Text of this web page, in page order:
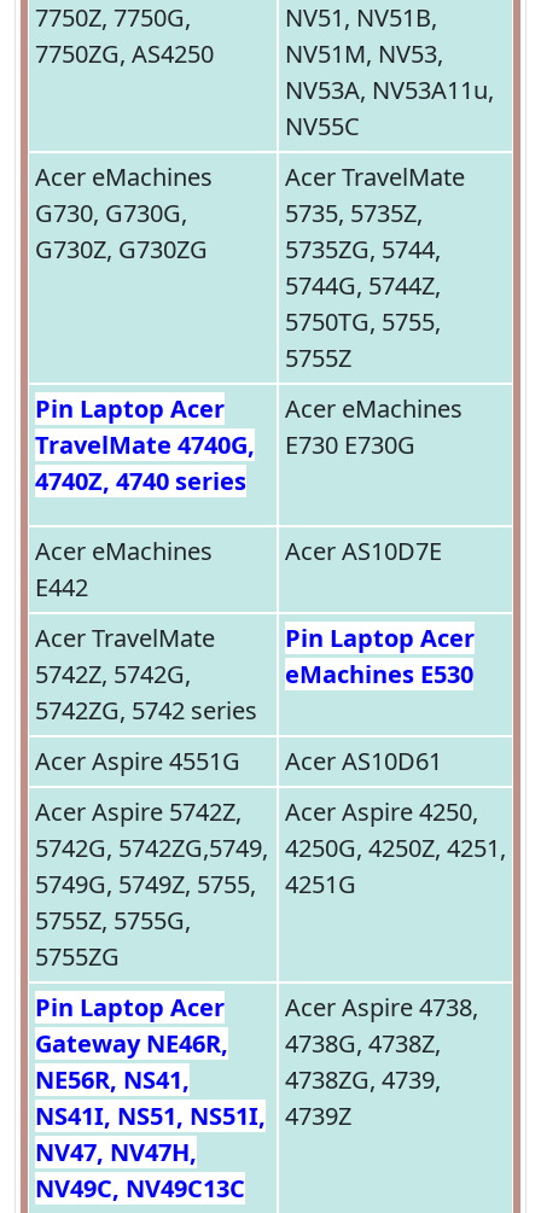
7750Z, 7750G,
7750ZG, AS4250
NV51, NV51B,
NV51M, NV53,
NV53A, NV53A11u,
NV55C
Acer eMachines
G730, G730G,
G730Z, G730ZG
Acer TravelMate
5735, 5735Z,
5735ZG, 5744,
5744G, 5744Z,
5750TG, 5755,
5755Z
Pin Laptop Acer
TravelMate 4740G,
4740Z, 4740 series
Acer eMachines
E730 E730G
Acer eMachines
E442
Acer AS10D7E
Acer TravelMate
5742Z, 5742G,
5742ZG, 5742 series
Pin Laptop Acer
eMachines E530
Acer Aspire 4551G
Acer AS10D61
Acer Aspire 5742Z,
5742G, 5742ZG,5749,
5749G, 5749Z, 5755,
5755Z, 5755G,
5755ZG
Acer Aspire 4250,
4250G, 4250Z, 4251,
4251G
Pin Laptop Acer
Gateway NE46R,
NE56R, NS41,
NS41I, NS51, NS51I,
NV47, NV47H,
NV49C, NV49C13C
Acer Aspire 4738,
4738G, 4738Z,
4738ZG, 4739,
4739Z